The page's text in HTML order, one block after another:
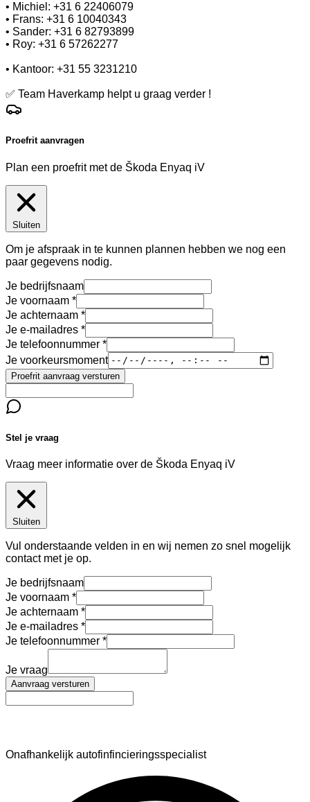
• Michiel: +31 6 22406079
• Frans: +31 6 10040343
• Sander: +31 6 82793899
• Roy: +31 6 57262277
• Kantoor: +31 55 3231210
✅ Team Haverkamp helpt u graag verder !
Proefrit aanvragen
Plan een proefrit met de Škoda Enyaq iV
Sluiten
Om je afspraak in te kunnen plannen hebben we nog een
paar gegevens nodig.
Je bedrijfsnaam
Je voornaam
Je achternaam
Je e-mailadres
Je telefoonnummer
Je voorkeursmoment
Proefrit aanvraag versturen
Stel je vraag
Vraag meer informatie over de Škoda Enyaq iV
Sluiten
Vul onderstaande velden in en wij nemen zo snel mogelijk
contact met je op.
Je bedrijfsnaam
Je voornaam
Je achternaam
Je e-mailadres
Je telefoonnummer
Je vraag
Aanvraag versturen
Onafhankelijk autofinfincieringsspecialist